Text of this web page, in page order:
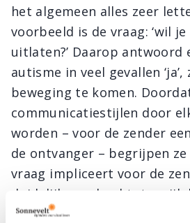
het algemeen alles zeer
voorbeeld is de vraag: ‘wil
uitlaten?’ Daarop antwoord
autisme in veel gevallen
beweging te komen.
communicatiestijlen door
worden – voor de zender
de ontvanger – begrijpen
vraag impliceert voor de
duidelijke opdracht, terwijl
alleen maar een vraag hoort.